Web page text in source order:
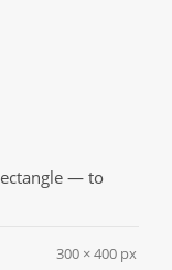
— to
300 × 400 px